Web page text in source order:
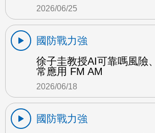
2026/06/25
國防戰力強
徐子圭教授AI可靠嗎風險
常應用 FM AM
2026/06/18
國防戰力強